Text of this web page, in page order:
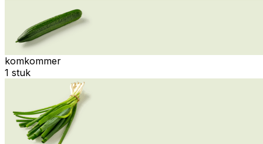
komkommer
1 stuk